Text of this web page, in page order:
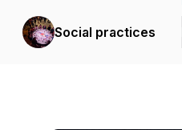
Social practices